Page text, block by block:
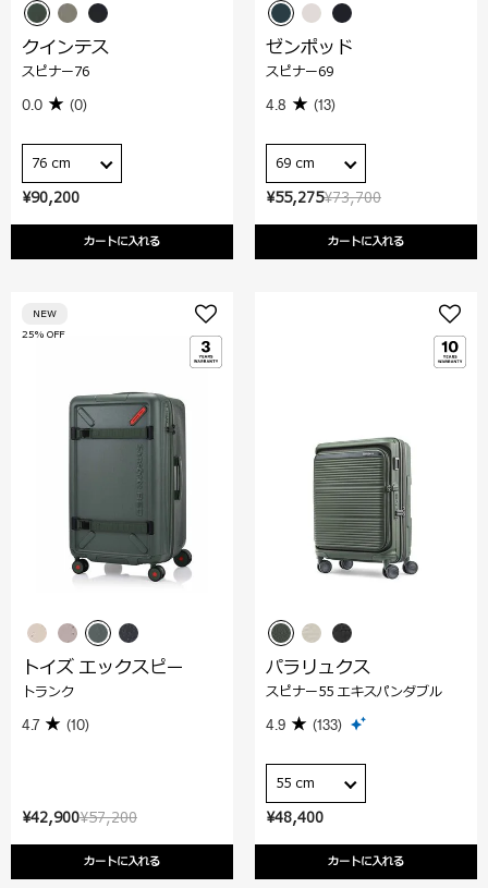
¥90,200
カートに入れる
クインテス
スピナー76
0.0 (0)
76 cm
¥73,700
¥55,275
カートに入れる
ゼンポッド
スピナー69
4.8 (13)
69 cm
¥57,200
¥42,900
カートに入れる
25% OFF
NEW
トイズ エックスピー
トランク
4.7 (10)
¥48,400
カートに入れる
パラリュクス
スピナー55 エキスパンダブル
4.9 (133)
55 cm